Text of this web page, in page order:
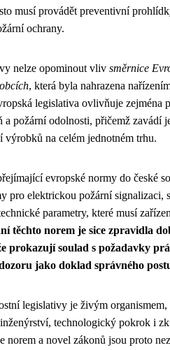
musí provádět preventivní
ochrany.
nelze opominout vliv směrnice
, která byla nahrazena
legislativa ovlivňuje zejména
a požární odolnosti, přičemž zavádí
výrobků na celém jednotném trhu.
evropské normy do české
pro elektrickou požární signalizaci,
parametry, které musí
těchto norem je sice zpravidla
prokazují soulad s požadavky
jako doklad správného
legislativy je živým
technologický pokrok i
norem a novel zákonů jsou proto